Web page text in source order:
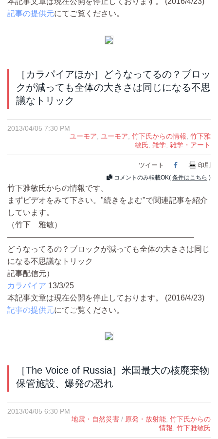
記事の提供元にてご覧ください。
［カラパイアほか］どうなってるの？ブロッ
クが減っても全体の大きさは同じになる不思
議なトリック
2013/04/05 7:30 PM
ユーモア
ユーモア 竹下氏からの情報 竹下雅
敏氏 雑学 雑学・アート
ツイート Facebook
印刷
コメントのみ転載OK( 条件はこちら )
竹下雅敏氏からの情報です。
まずビデオをみて下さい。"続きをよむ"で関連記事を紹介
しています。
（竹下 雅敏）
————————————————————————
どうなってるの？ブロックが減っても全体の大きさは同じ
になる不思議なトリック
記事配信元）
カラパイア 13/3/25
本記事文章は現在公開を停止しております。 (2016/4/23)
記事の提供元にてご覧ください。
［The Voice of Russia］米国最大の核廃棄物
保管施設、爆発の恐れ
2013/04/05 6:30 PM
地震・自然災害 / 原発・放射能, 竹下氏からの
情報, 竹下雅敏氏